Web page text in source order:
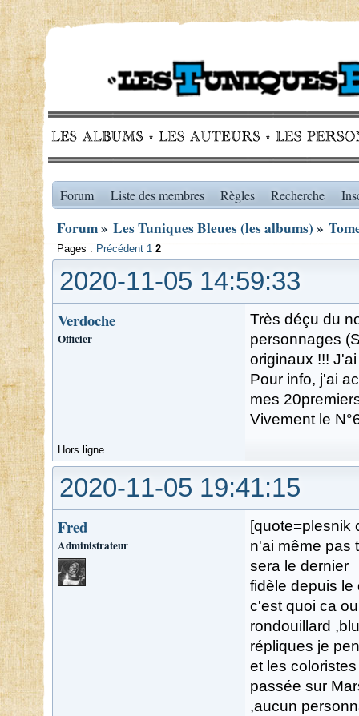
Forum Liste des membres Règles Recherche
Forum» Les Tuniques Bleues (les albums) »
Pages : Précédent 1 2
2020-11-05 14:59:33
Verdoche
Officier
Très déçu du
personnages
originaux !!!
Pour info, j'ai
mes
Vivement le
Hors ligne
2020-11-05 19:41:15
Fred
Administrateur
[quote=plesnik
n'ai même pas
sera le dernier
fidèle depuis le
c'est quoi ca
rondouillard
répliques je
et les
passée sur
,aucun